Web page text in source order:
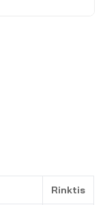
Rinktis